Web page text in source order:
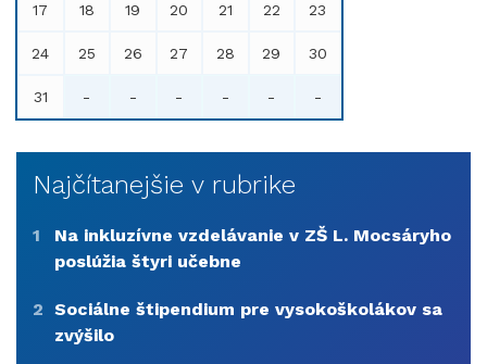
17 18 19 20 21 22 23
24 25 26 27 28 29 30
31 - - - - - -
Najčítanejšie v rubrike
1
Na inkluzívne vzdelávanie v ZŠ L. Mocsáryho
poslúžia štyri učebne
2 Sociálne štipendium pre vysokoškolákov sa
zvýšilo